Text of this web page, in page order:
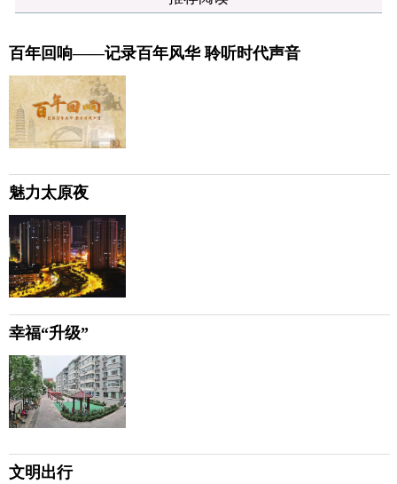
百年回响——记录百年风华 聆听时代声音
魅力太原夜
幸福“升级”
文明出行